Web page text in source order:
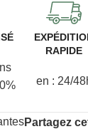
RAPIDE
en : 24/
Partagez